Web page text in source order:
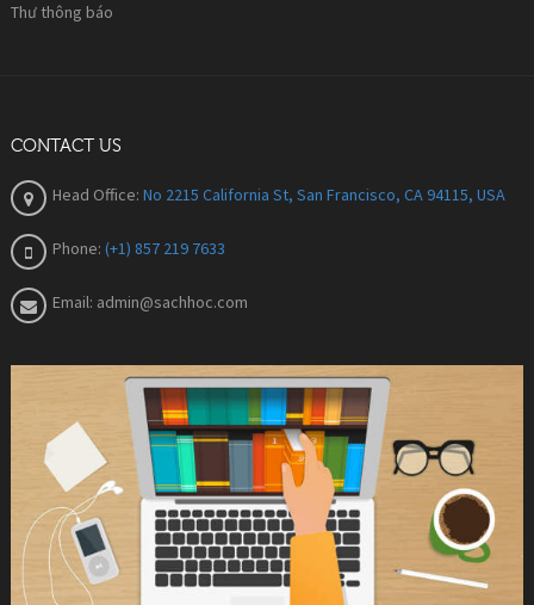
Thư thông báo
CONTACT US
Head Office: No 2215 California St, San Francisco, CA 94115, USA
Phone: (+1) 857 219 7633
Email: admin@sachhoc.com